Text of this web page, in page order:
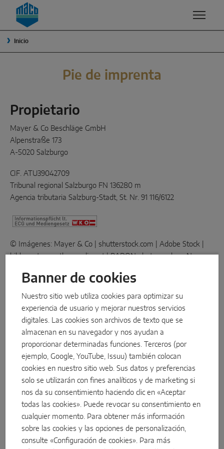
Zum Inhalt
Zum Inhaltsverzeichnis
Zur Hautpnavigation
COMPETENCIAS
ACABADOS SUPERFICIALES
INNOVACIÓN Y DESARROLLO
VENTILACIÓN
PRODUCTOS Y SERVICIOS
SOLUCIONES DE VENTANA
Componentes del sistema
SOLUCIONES DE CORREDERA
Corredera elevadora
Osciloparalela
Deslizante de micro
SOLUCIONES PARA PUERTAS
Instinct by MACO
MACO Protect M-TS
MACO Protect A-TS
Accionamiento por manilla
Accionamiento por cilindro
Componentes del sistema
EMPRESA
TRADICIÓN
SOSTENIBILIDAD
¿POR QUÉ MACO?
Inicio
Pie de imprenta
Propietario
Mayer & Co Beschläge GmbH
Alpenstraße 173
A-5020 Salzburgo
CIF. ATU39042709
Tribunal regional Salzburgo FN 136280 m
Agencia tributaria Salzburg-Stadt, St. Nr. 91 116/6122
© Imágenes: Mayer & Co | shutterstock.com | Adobe Stock |
bildagentur.panthermedia.net | RADON photography – Norman
Chris Perkles – Skyline Medien
Contacto
Tel.: +43 662 6196-0
E-Mail:maco@maco.eu
Damos gran importancia a la igualdad de género. Debido a la
facilidad de lectura sólo se selecciona una forma de género
según sea necesario. Esto implica que no hay discriminación del
sexo opuesto.
Nos gustaría señalar que no tenemos influencia alguna sobre el
contenido y el diseño de los anuncios de Internet enlazados a
través de hipervínculos. Por lo tanto, no aceptamos ninguna
Banner de cookies
Nuestro sitio web utiliza cookies para optimizar su
experiencia de usuario y mejorar nuestros servicios
digitales. Las cookies son archivos de texto que se
almacenan en su navegador y nos ayudan a
proporcionar determinadas funciones. Terceros (por
ejemplo, Google, YouTube, Issuu) también colocan
cookies en nuestro sitio web. Sus datos y preferencias
solo se utilizarán con fines analíticos y de marketing si
nos da su consentimiento haciendo clic en «Aceptar
todas las cookies». Puede revocar su consentimiento en
cualquier momento. Para obtener más información
sobre las cookies y las opciones de personalización,
consulte «Configuración de cookies». Para más